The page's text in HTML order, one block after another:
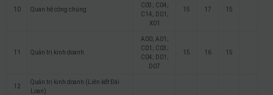
10 Quan hệ công chúng
C03; C04;
C14; D01;
X01
15 17 15
11 Quản trị kinh doanh
A00; A01;
C01; C03;
C04; D01;
D07
15 16 15
12
Quản trị kinh doanh (Liên kết Đài
Loan)